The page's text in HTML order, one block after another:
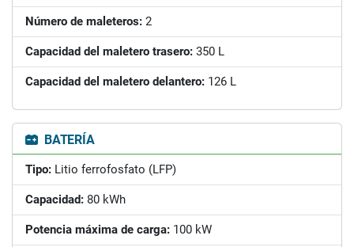
Número de maleteros: 2
Capacidad del maletero trasero: 350 L
Capacidad del maletero delantero: 126 L
BATERÍA
Tipo: Litio ferrofosfato (LFP)
Capacidad: 80 kWh
Potencia máxima de carga: 100 kW